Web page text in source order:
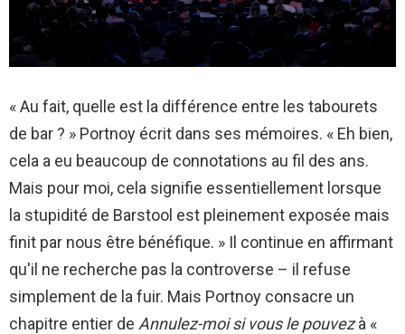
« Au fait, quelle est la différence entre les tabourets
de bar ? » Portnoy écrit dans ses mémoires. « Eh bien,
cela a eu beaucoup de connotations au fil des ans.
Mais pour moi, cela signifie essentiellement lorsque
la stupidité de Barstool est pleinement exposée mais
finit par nous être bénéfique. » Il continue en affirmant
qu'il ne recherche pas la controverse – il refuse
simplement de la fuir. Mais Portnoy consacre un
chapitre entier de Annulez-moi si vous le pouvezà «